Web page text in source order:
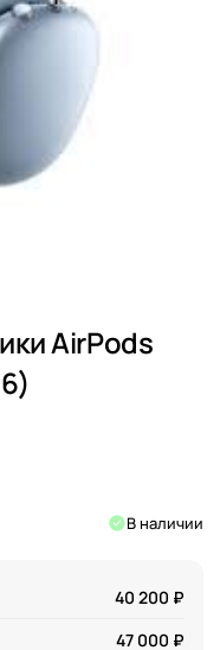
AirPods
В наличии
40 200 ₽
47 000 ₽